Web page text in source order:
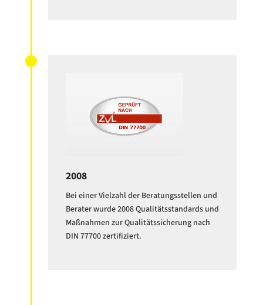
2008
Bei einer Vielzahl der Beratungsstellen und
Berater wurde 2008 Qualitätsstandards und
Maßnahmen zur Qualitätssicherung nach
DIN 77700 zertifiziert.